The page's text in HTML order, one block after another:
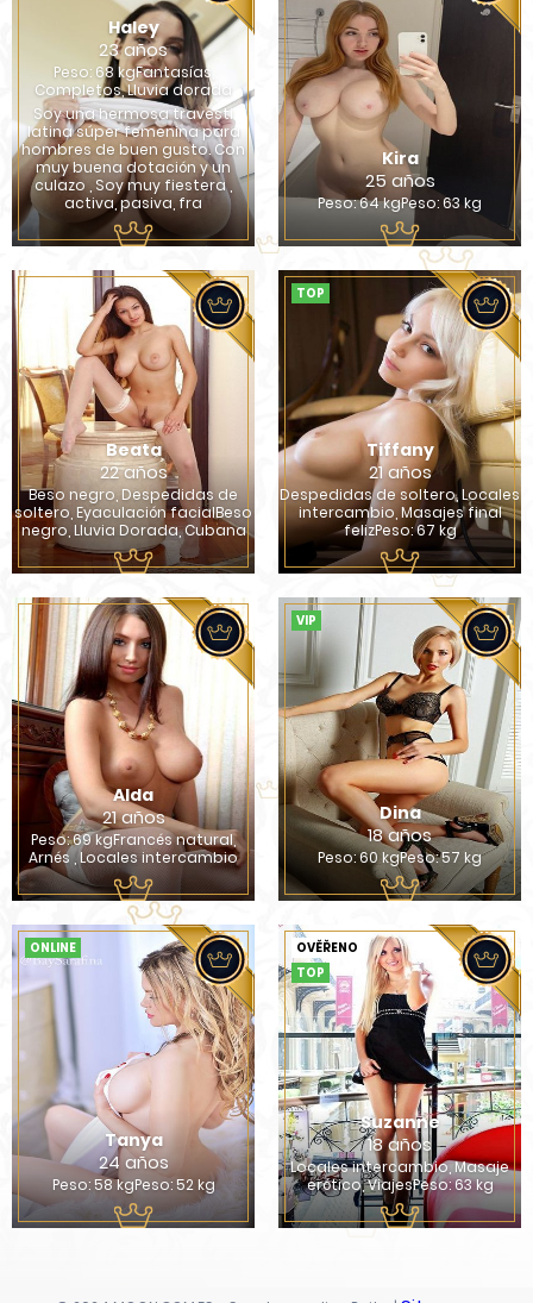
Haley
23 años
Peso: 68 kgFantasías,
Completos, Lluvia dorada
Soy una hermosa travesti
latina súper femenina para
hombres de buen gusto. Con
muy buena dotación y un
culazo , Soy muy fiestera ,
activa, pasiva, fra
Kira
25 años
Peso: 64 kgPeso: 63 kg
Beata
22 años
Beso negro, Despedidas de
soltero, Eyaculación facialBeso
negro, Lluvia Dorada, Cubana
TOP
Tiffany
21 años
Despedidas de soltero, Locales
intercambio, Masajes final
felizPeso: 67 kg
Alda
21 años
Peso: 69 kgFrancés natural,
Arnés , Locales intercambio
VIP
Dina
18 años
Peso: 60 kgPeso: 57 kg
ONLINE
Tanya
24 años
Peso: 58 kgPeso: 52 kg
TOP
OVĚŘENO
Suzanne
18 años
Locales intercambio, Masaje
erótico, ViajesPeso: 63 kg